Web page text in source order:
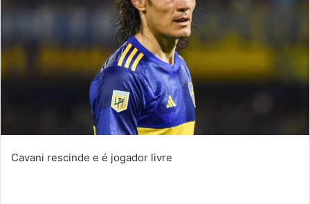
Cavani rescinde e é jogador livre